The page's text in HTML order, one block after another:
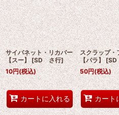
サイバネット・リカバー
【スー】 [SD さ行]
10円(税込)
カートに入れる
スクラップ・
【パラ】 [
50円(税込)
カート